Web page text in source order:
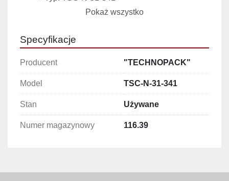
Pokaż wszystko
Specyfikacje
Producent "TECHNOPACK"
Model TSC-N-31-341
Stan Używane
Numer magazynowy 116.39